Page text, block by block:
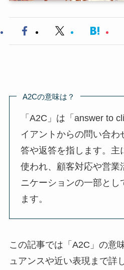
A2Cの意味は？
「A2C」は「answer to
イアントからの問い合わ
答や返答を指します。主
使われ、顧客対応や営業
ニケーションの一部とし
ます。
この記事では「A2C」の意
ュアンスや近い表現まで詳